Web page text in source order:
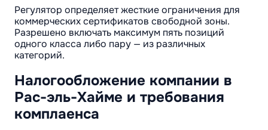
Регулятор определяет жесткие ограничения для
коммерческих сертификатов свободной зоны.
Разрешено включать максимум пять позиций
одного класса либо пару — из различных
категорий.
Налогообложение компании в
Рас-эль-Хайме и требования
комплаенса